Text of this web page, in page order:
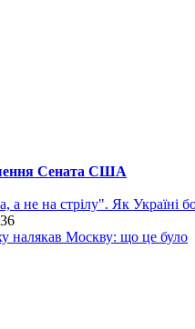
Сената США
не на стрілу". Як Україні
налякав Москву: що це було